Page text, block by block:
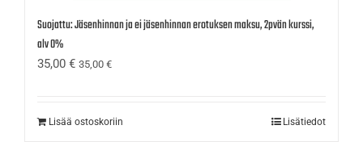
Suojattu: Jäsenhinnan ja ei jäsenhinnan erotuksen maksu, 2pvän kurssi,
alv 0%
35,00 € 35,00 €
Lisää ostoskoriin Lisätiedot